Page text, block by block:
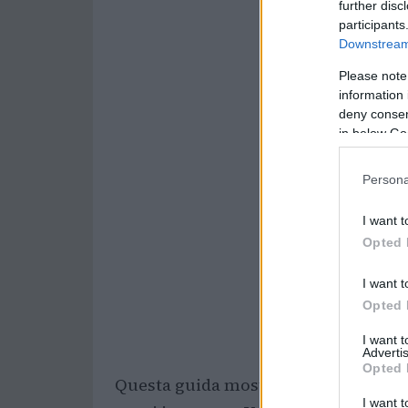
further
Please
information
deny
in below
I want
Opted
I want
Opted
I want
Opted
I want
Questa guida mostra come